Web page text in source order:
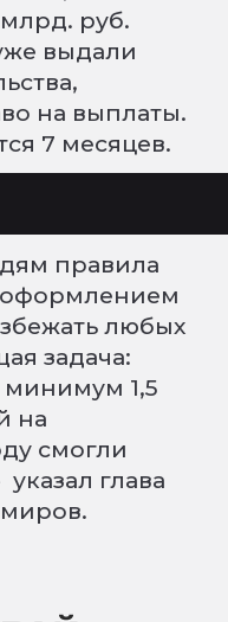
руб.
выдали
на выплаты.
7 месяцев.
правила
любых
задача:
минимум 1,5
на
смогли
глава